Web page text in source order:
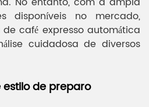
disponíveis no mercado,
café expresso automática
cuidadosa de diversos
estilo de preparo